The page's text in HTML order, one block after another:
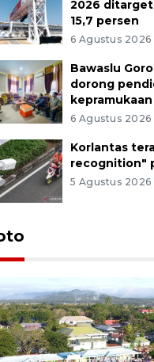
2026
15,7 persen
6 Agustus 2026
Bawaslu
dorong
kepramukaan
6 Agustus 2026
Korlantas
recognition"
5 Agustus 2026